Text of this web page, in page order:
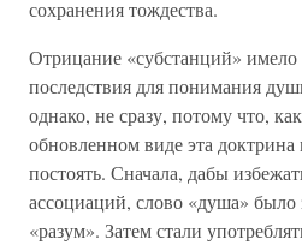
сохранения тождества.
Отрицание «субстанций» имело
последствия для понимания
однако, не сразу, потому что,
обновленном виде эта доктрина
постоять. Сначала, дабы
ассоциаций, слово «душа» было
«разум». Затем стали